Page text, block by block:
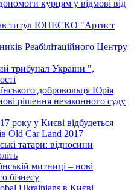
курцям у відмові від
титул ЮНЕСКО "Артист
Реабілітаційного Центру
трибунал України ",
добровольця Юрія
рішення незаконного суду
року у Києві відбудеться
Old Car Land 2017
татари: відносини
митниці – нові
бізнесу
Ukrainians в Києві